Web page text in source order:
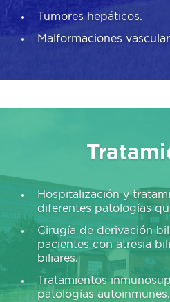
Tumores hepáticos.
Malformaciones
Hospitalización y
diferentes patologías
Cirugía de derivación
pacientes con atresia
biliares.
Tratamientos
patologías autoinmunes.